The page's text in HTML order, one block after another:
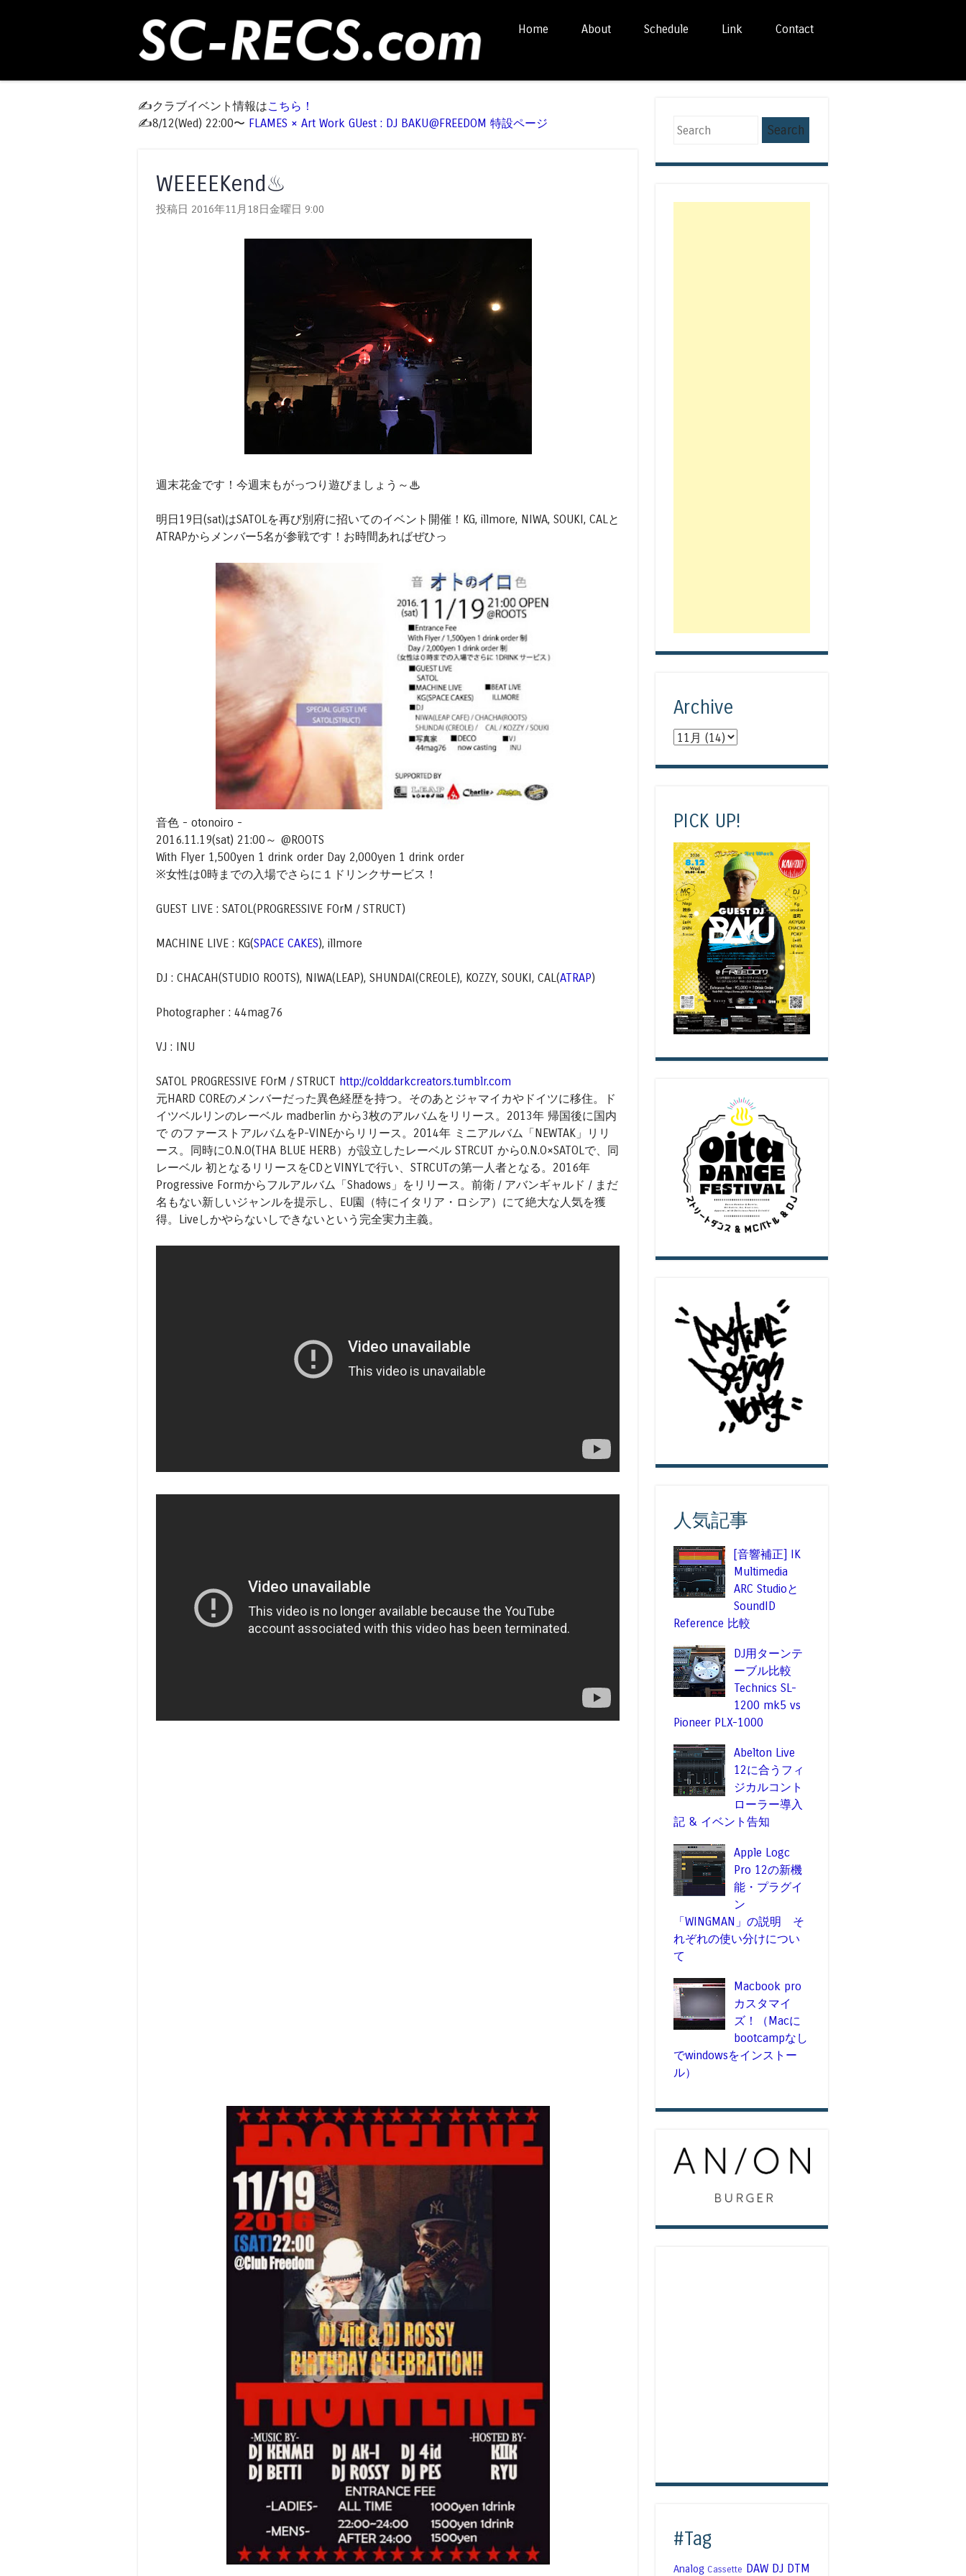
Skip to content
Home About Schedule Link Contact
✍️クラブイベント情報はこちら！
✍️8/12(Wed) 22:00〜 FLAMES × Art Work GUest : DJ BAKU@FREEDOM 特設ページ
WEEEEKend♨
投稿日 2016年11月18日金曜日 9:00
週末花金です！今週末もがっつり遊びましょう～♨
明日19日(sat)はSATOLを再び別府に招いてのイベント開催！KG, illmore, NIWA, SOUKI, CALと
ATRAPからメンバー5名が参戦です！お時間あればぜひっ
音色 - otonoiro -
2016.11.19(sat) 21:00～ @ROOTS
With Flyer 1,500yen 1 drink order Day 2,000yen 1 drink order
※女性は0時までの入場でさらに１ドリンクサービス！
GUEST LIVE : SATOL(PROGRESSIVE FOrM / STRUCT)
MACHINE LIVE : KG(SPACE CAKES), illmore
DJ : CHACAH(STUDIO ROOTS), NIWA(LEAP), SHUNDAI(CREOLE), KOZZY, SOUKI, CAL(ATRAP)
Photographer : 44mag76
VJ : INU
SATOL PROGRESSIVE FOrM / STRUCT http://colddarkcreators.tumblr.com
元HARD COREのメンバーだった異色経歴を持つ。そのあとジャマイカやドイツに移住。ド
イツベルリンのレーベル madberlin から3枚のアルバムをリリース。2013年 帰国後に国内
で のファーストアルバムをP-VINEからリリース。2014年 ミニアルバム「NEWTAK」リリ
ース。同時にO.N.O(THA BLUE HERB）が設立したレーベル STRCUT からO.N.O×SATOLで、同
レーベル 初となるリリースをCDとVINYLで行い、STRCUTの第一人者となる。2016年
Progressive Formからフルアルバム「Shadows」をリリース。前衛 / アバンギャルド / まだ
名もない新しいジャンルを提示し、EU園（特にイタリア・ロシア）にて絶大な人気を獲
得。Liveしかやらないしできないという完全実力主義。
Search
Archive
PICK UP!
人気記事
[音響補正] IK
Multimedia
ARC Studioと
SoundID
Reference 比較
DJ用ターンテ
ーブル比較
Technics SL-
1200 mk5 vs
Pioneer PLX-1000
Abelton Live
12に合うフィ
ジカルコント
ローラー導入
記 & イベント告知
Apple Logc
Pro 12の新機
能・プラグイ
ン
「WINGMAN」の説明 そ
れぞれの使い分けについ
て
Macbook pro
カスタマイ
ズ！（Macに
bootcampなし
でwindowsをインストー
ル）
#Tag
Analog Cassette DAW DJ DTM